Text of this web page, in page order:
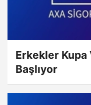
Erkekler
Başlıyor